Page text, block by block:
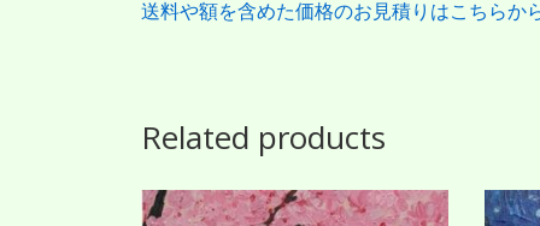
送料や額を含めた価格のお見積りはこちらか
Related products